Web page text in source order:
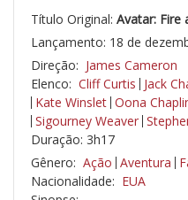
Título Original: Avatar: Fire
Lançamento: 18 de
Direção: James Cameron
Elenco: Cliff Curtis Jack
Kate Winslet Oona
Sigourney Weaver
Duração: 3h17
Gênero: Ação Aventura
Nacionalidade: EUA